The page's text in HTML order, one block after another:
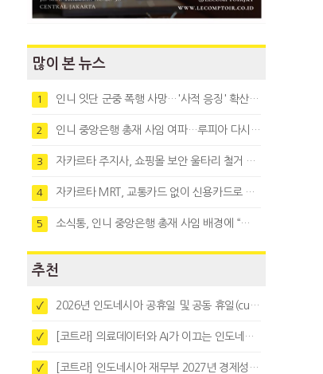
많이 본 뉴스
1 인니 잇단 군중 폭행 사망…'사적 응징' 확산에 법치 우려
2 인니 중앙은행 총재 사임 여파…루피아 다시 1만8천대로 약세
3 자카르타 주지사, 쇼핑몰 보안 울타리 철거 요청…"치안 문제없다"
4 자카르타 MRT, 교통카드 없이 신용카드로 바로 탄다
5 소식통, 인니 중앙은행 총재 사임 배경에 “정부와 정책 갈등"
추천
✓ 2026년 인도네시아 공휴일 및 공동 휴일(cuti bersama)
✓ [코트라] 의료데이터와 AI가 이끄는 인도네시아 디지털 헬스케어 시장 트렌드
✓ [코트라] 인도네시아 재무부 2027년 경제성장 전망 및 목표 발표